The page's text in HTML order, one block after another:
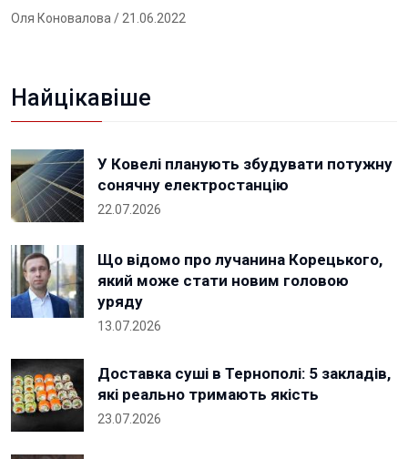
Оля Коновалова / 21.06.2022
Найцікавіше
У Ковелі планують збудувати потужну
сонячну електростанцію
22.07.2026
Що відомо про лучанина Корецького,
який може стати новим головою
уряду
13.07.2026
Доставка суші в Тернополі: 5 закладів,
які реально тримають якість
23.07.2026